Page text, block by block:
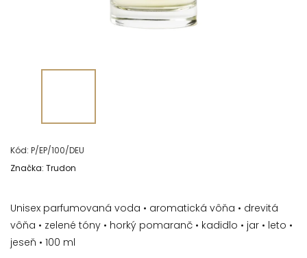
Kód: P/EP/100/DEU
Unisex parfumovaná voda • aromatická vôňa • drevitá
vôňa • zelené tóny • horký pomaranč • kadidlo • jar • leto •
jeseň • 100 ml
Značka: Trudon